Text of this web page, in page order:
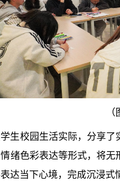
生校园生活实际，分享
绪色彩表达等形式，将
达当下心境，完成沉浸式